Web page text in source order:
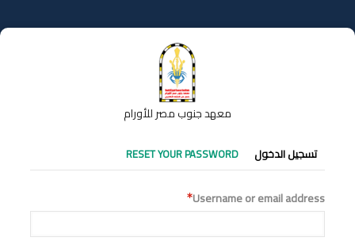
إلى
المحتوى
معهد جنوب مصر للأورام
التبويبات
الأساسية
تسجيل الدخول RESET YOUR PASSWORD
Username or email address